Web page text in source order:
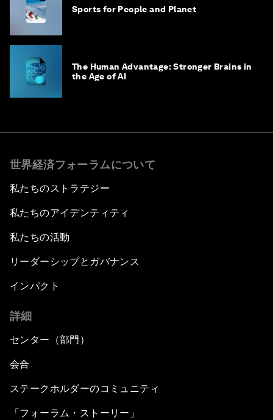
Sports for People and Planet
The Human Advantage: Stronger Brains in
the Age of AI
世界経済フォーラムについて
私たちのストラテジー
私たちのアイデンティティ
私たちの活動
リーダーシップとガバナンス
インパクト
詳細
センター（部門）
会合
ステークホルダーのコミュニティ
「フォーラム・ストーリー」